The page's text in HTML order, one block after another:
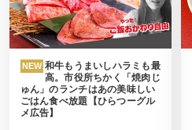
NEW 和牛もうまいしハラミも最
高。市役所ちかく「焼肉じ
ゅん」のランチはあの美味しい
ごはん食べ放題【ひらつーグル
メ広告】